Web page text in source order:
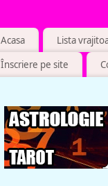
Acasa Lista
Înscriere pe site